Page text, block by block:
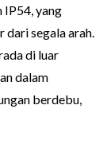
IP54, yang
dari segala arah.
di luar
dalam
berdebu,